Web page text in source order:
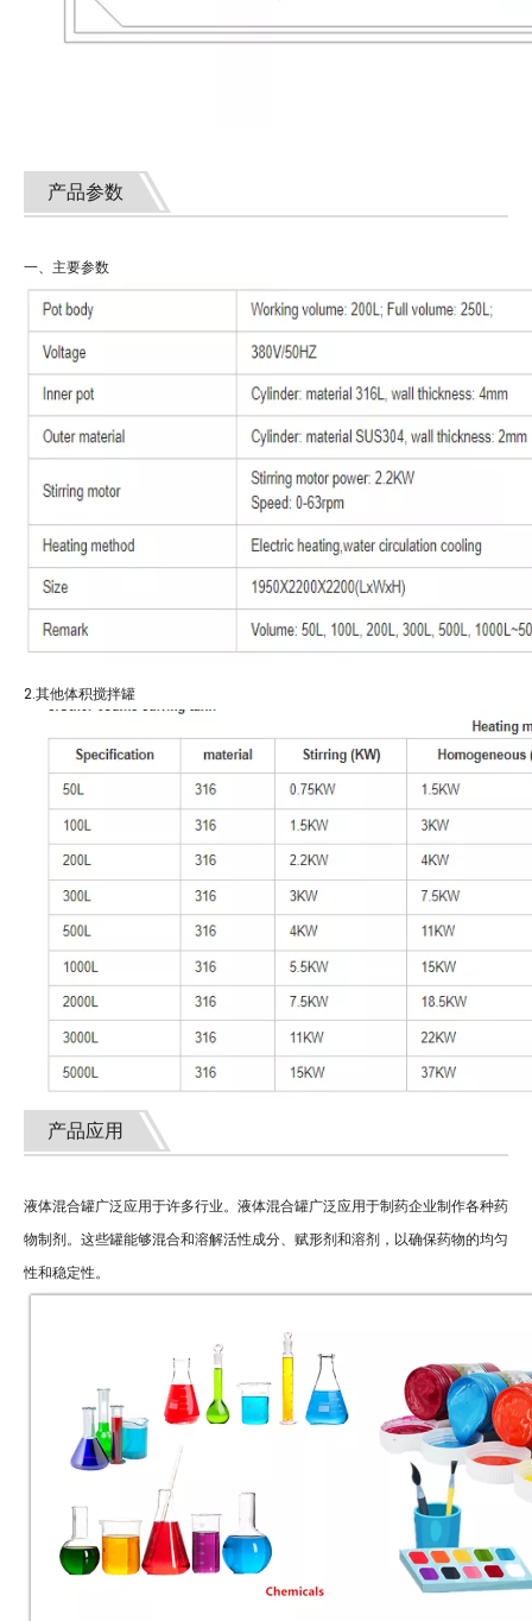
产品参数
一、主要参数
2.其他体积搅拌罐
产品应用
液体混合罐广泛应用于许多行业。液体混合罐广泛应用于制药企业制作各种药
物制剂。这些罐能够混合和溶解活性成分、赋形剂和溶剂，以确保药物的均匀
性和稳定性。